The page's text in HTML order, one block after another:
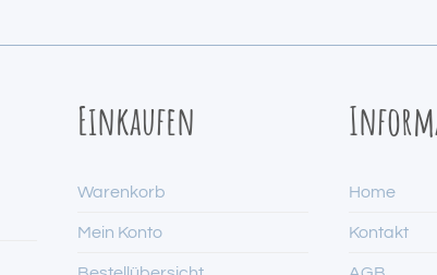
Einkaufen
Warenkorb
Mein Konto
Home
Kontakt